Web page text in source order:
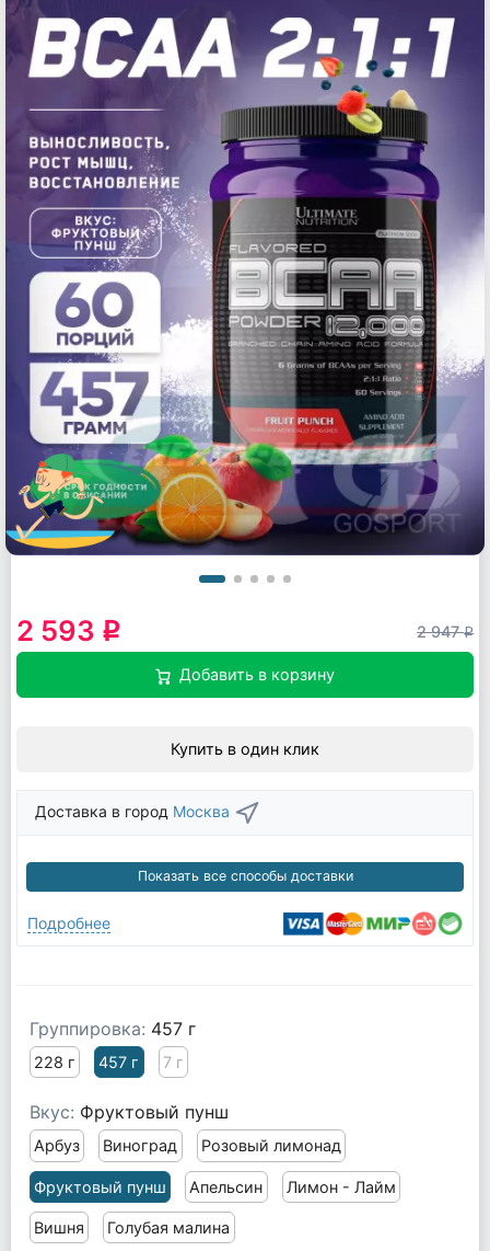
2 593 q 2 947q
Добавить в корзину
Купить в один клик
Доставка в город Москва
Показать все способы доставки
Подробнее
Группировка: 457 г
228 г 457 г 7 г
Вкус: Фруктовый пунш
Арбуз Виноград Розовый лимонад
Фруктовый пунш Апельсин Лимон - Лайм
Вишня Голубая малина